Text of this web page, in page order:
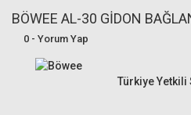
Canon R6 Mark III
BÖWEE AL-30 GİDON
0 - Yorum Yap
Türkiye Yetkili